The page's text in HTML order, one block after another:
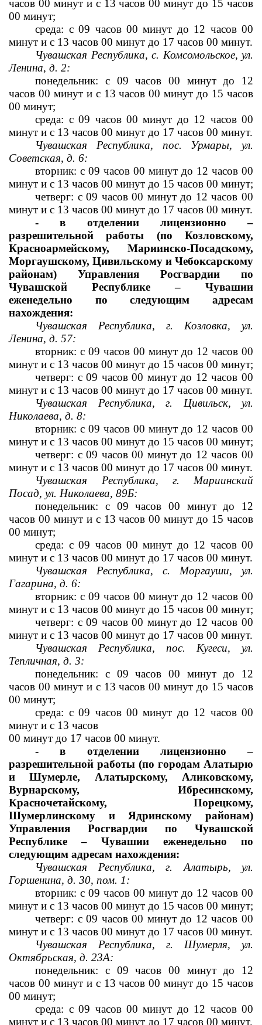
часов 00 минут и с 13 часов 00 минут до 15 часов
00 минут;
среда: с 09 часов 00 минут до 12 часов 00
минут и с 13 часов 00 минут до 17 часов 00 минут.
Чувашская Республика, с. Комсомольское, ул.
Ленина, д. 2:
понедельник: с 09 часов 00 минут до 12
часов 00 минут и с 13 часов 00 минут до 15 часов
00 минут;
среда: с 09 часов 00 минут до 12 часов 00
минут и с 13 часов 00 минут до 17 часов 00 минут.
Чувашская Республика, пос. Урмары, ул.
Советская, д. 6:
вторник: с 09 часов 00 минут до 12 часов 00
минут и с 13 часов 00 минут до 15 часов 00 минут;
четверг: с 09 часов 00 минут до 12 часов 00
минут и с 13 часов 00 минут до 17 часов 00 минут.
- в отделении лицензионно –
разрешительной работы (по Козловскому,
Красноармейскому, Мариинско-Посадскому,
Моргаушскому, Цивильскому и Чебоксарскому
районам) Управления Росгвардии по
Чувашской Республике – Чувашии
еженедельно по следующим адресам
нахождения:
Чувашская Республика, г. Козловка, ул.
Ленина, д. 57:
вторник: с 09 часов 00 минут до 12 часов 00
минут и с 13 часов 00 минут до 15 часов 00 минут;
четверг: с 09 часов 00 минут до 12 часов 00
минут и с 13 часов 00 минут до 17 часов 00 минут.
Чувашская Республика, г. Цивильск, ул.
Николаева, д. 8:
вторник: с 09 часов 00 минут до 12 часов 00
минут и с 13 часов 00 минут до 15 часов 00 минут;
четверг: с 09 часов 00 минут до 12 часов 00
минут и с 13 часов 00 минут до 17 часов 00 минут.
Чувашская Республика, г. Мариинский
Посад, ул. Николаева, 89Б:
понедельник: с 09 часов 00 минут до 12
часов 00 минут и с 13 часов 00 минут до 15 часов
00 минут;
среда: с 09 часов 00 минут до 12 часов 00
минут и с 13 часов 00 минут до 17 часов 00 минут.
Чувашская Республика, с. Моргауши, ул.
Гагарина, д. 6:
вторник: с 09 часов 00 минут до 12 часов 00
минут и с 13 часов 00 минут до 15 часов 00 минут;
четверг: с 09 часов 00 минут до 12 часов 00
минут и с 13 часов 00 минут до 17 часов 00 минут.
Чувашская Республика, пос. Кугеси, ул.
Тепличная, д. 3:
понедельник: с 09 часов 00 минут до 12
часов 00 минут и с 13 часов 00 минут до 15 часов
00 минут;
среда: с 09 часов 00 минут до 12 часов 00
минут и с 13 часов
00 минут до 17 часов 00 минут.
- в отделении лицензионно –
разрешительной работы (по городам Алатырю
и Шумерле, Алатырскому, Аликовскому,
Вурнарскому, Ибресинскому,
Красночетайскому, Порецкому,
Шумерлинскому и Ядринскому районам)
Управления Росгвардии по Чувашской
Республике – Чувашии еженедельно по
следующим адресам нахождения:
Чувашская Республика, г. Алатырь, ул.
Горшенина, д. 30, пом. 1:
вторник: с 09 часов 00 минут до 12 часов 00
минут и с 13 часов 00 минут до 15 часов 00 минут;
четверг: с 09 часов 00 минут до 12 часов 00
минут и с 13 часов 00 минут до 17 часов 00 минут.
Чувашская Республика, г. Шумерля, ул.
Октябрьская, д. 23А:
понедельник: с 09 часов 00 минут до 12
часов 00 минут и с 13 часов 00 минут до 15 часов
00 минут;
среда: с 09 часов 00 минут до 12 часов 00
минут и с 13 часов 00 минут до 17 часов 00 минут.